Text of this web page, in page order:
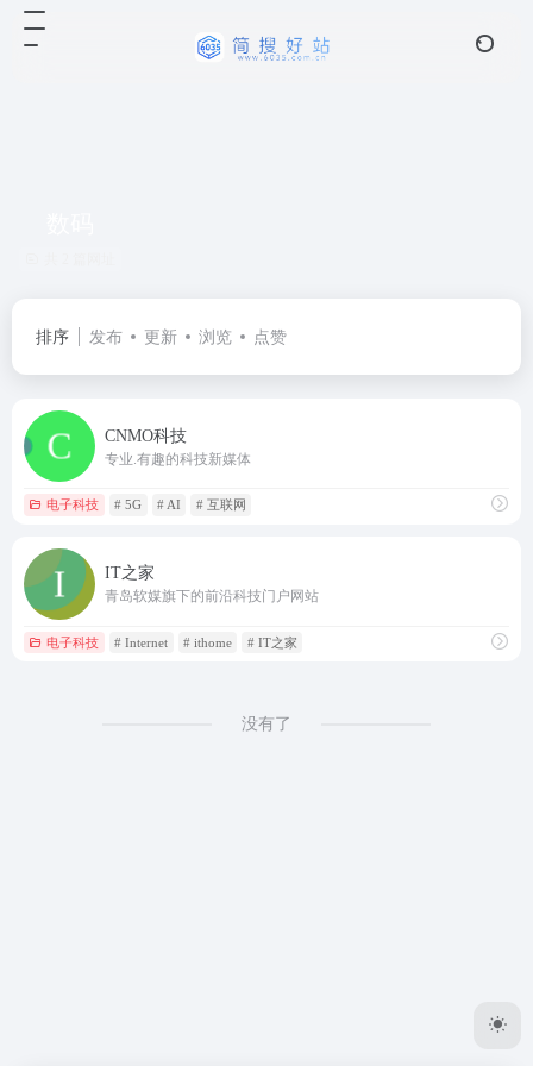
排序 发布 更新 浏览 点赞
CNMO科技
专业.有趣的科技新媒体
电子科技 # 5G # AI # 互联网
IT之家
青岛软媒旗下的前沿科技门户网站
电子科技 # Internet # ithome # IT之家
没有了